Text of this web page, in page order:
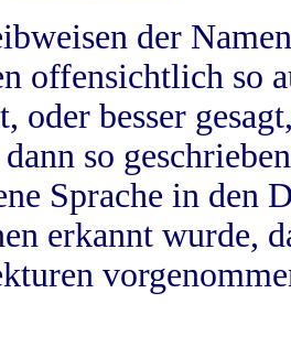
der
offensichtlich so
oder besser
dann so
Sprache in
erkannt wurde,